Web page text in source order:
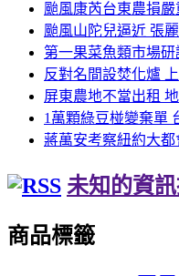
颱風康芮台東農損
颱風山陀兒逼近 張
第一果菜魚類市場
反對名間設焚化爐
屏東農地不當出租
1萬顆綠豆椪變棄單
蔣萬安考察紐約大
未知的資
商品標籤